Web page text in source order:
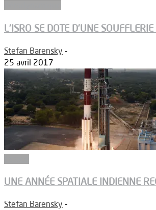
L’ISRO SE DOTE D’UNE
Stefan Barensky -
25 avril 2017
UNE ANNÉE SPATIALE INDIENNE
Stefan Barensky -